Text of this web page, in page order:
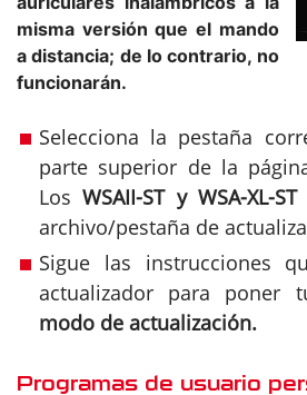
misma versión que el mando
a distancia; de lo contrario, no
funcionarán.
Selecciona la pestaña
parte superior de la
LosWSAII-ST y WSA-XL-ST
archivo/pestaña de
Sigue las instrucciones
actualizador para poner
modo de actualización.
Programas de usuario